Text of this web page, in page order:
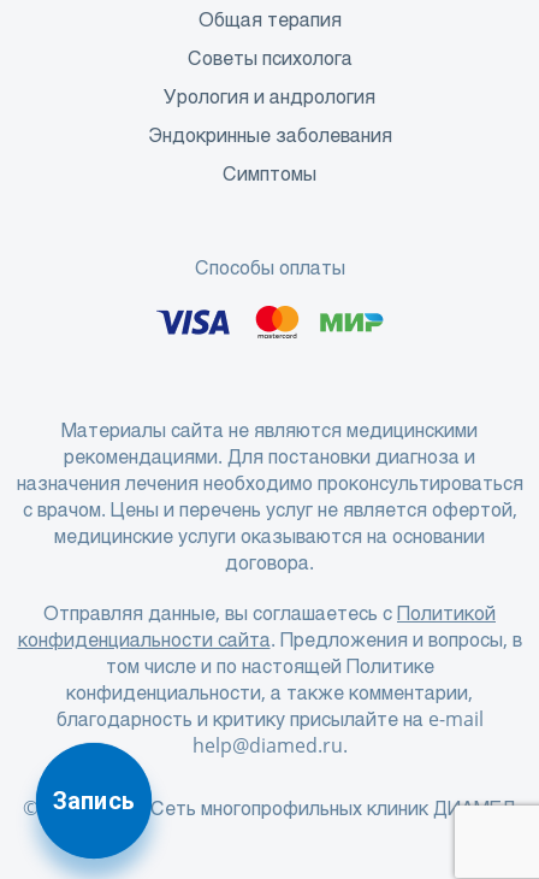
Общая терапия
Советы психолога
Урология и андрология
Эндокринные заболевания
Симптомы
Способы оплаты
Материалы сайта не являются медицинскими
рекомендациями. Для постановки диагноза и
назначения лечения необходимо проконсультироваться
с врачом. Цены и перечень услуг не является офертой,
медицинские услуги оказываются на основании
договора.
Отправляя данные, вы соглашаетесь с Политикой
конфиденциальности сайта. Предложения и вопросы, в
том числе и по настоящей Политике
конфиденциальности, а также комментарии,
благодарность и критику присылайте на e-mail
help@diamed.ru.
© 2001 - 2026 Сеть многопрофильных клиник ДИАМЕД
Запись